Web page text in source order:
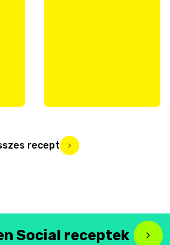
recept
Social receptek